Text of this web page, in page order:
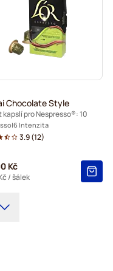
Chocolate Style
kapslí pro Nespresso®: 10
6 Intenzita
3.9(12)
Kč
/ šálek